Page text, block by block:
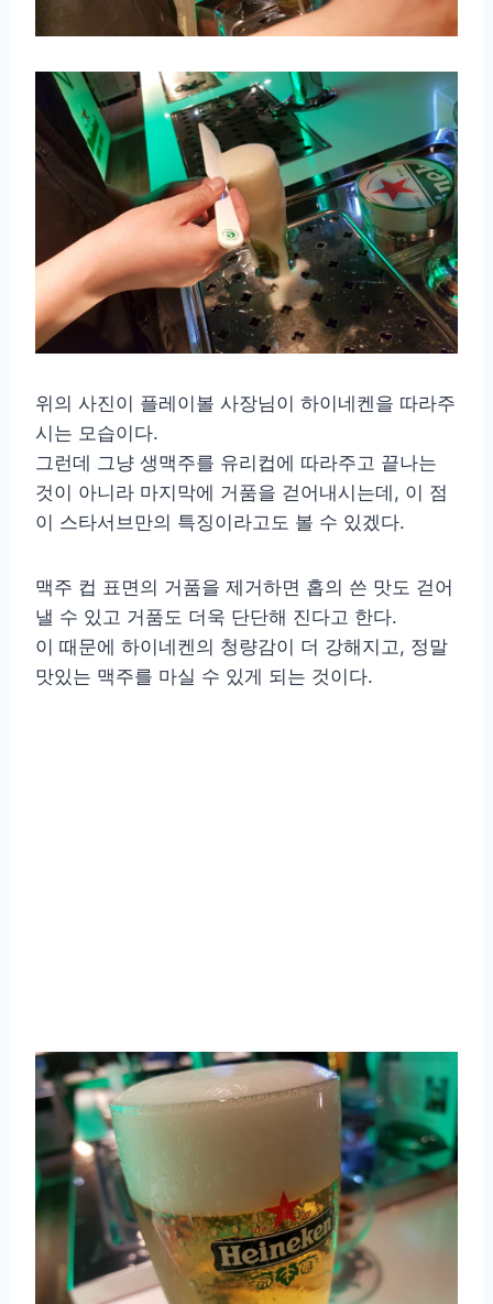
위의 사진이 플레이볼 사장님이 하이네켄을 따라주
시는 모습이다.
그런데 그냥 생맥주를 유리컵에 따라주고 끝나는
것이 아니라 마지막에 거품을 걷어내시는데, 이 점
이 스타서브만의 특징이라고도 볼 수 있겠다.
맥주 컵 표면의 거품을 제거하면 홉의 쓴 맛도 걷어
낼 수 있고 거품도 더욱 단단해 진다고 한다.
이 때문에 하이네켄의 청량감이 더 강해지고, 정말
맛있는 맥주를 마실 수 있게 되는 것이다.